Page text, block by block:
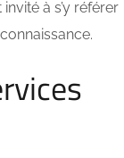
à s’y référer